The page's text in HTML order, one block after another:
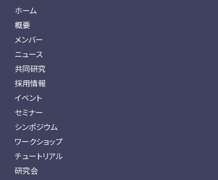
ホーム
概要
メンバー
ニュース
共同研究
採用情報
イベント
セミナー
シンポジウム
ワークショップ
チュートリアル
研究会